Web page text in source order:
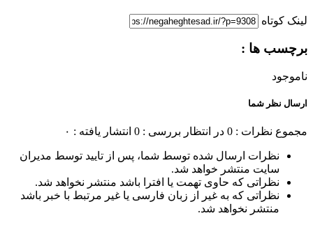
لینک کوتاه
برچسب ها :
ناموجود
ارسال نظر شما
مجموع نظرات : 0 در انتظار بررسی : 0 انتشار یافته : ۰
نظرات ارسال شده توسط شما، پس از تایید توسط مدیران
سایت منتشر خواهد شد.
نظراتی که حاوی تهمت یا افترا باشد منتشر نخواهد شد.
نظراتی که به غیر از زبان فارسی یا غیر مرتبط با خبر باشد
منتشر نخواهد شد.